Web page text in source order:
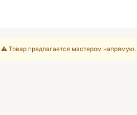
⚠️ Товар предлагается мастером напрямую.